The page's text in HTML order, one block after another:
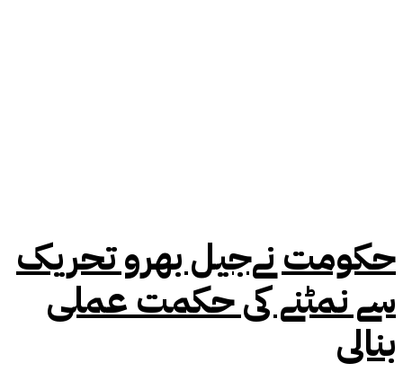
حکومت نےجیل بھرو تحریک
سے نمٹنے کی حکمت عملی
بنالی